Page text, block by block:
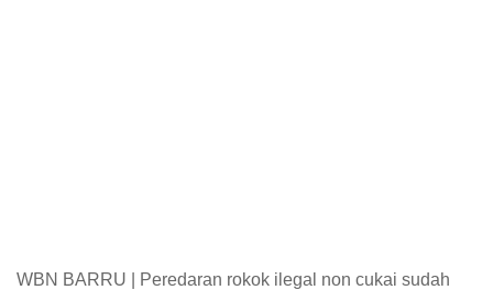
WBN BARRU | Peredaran rokok ilegal non cukai sudah